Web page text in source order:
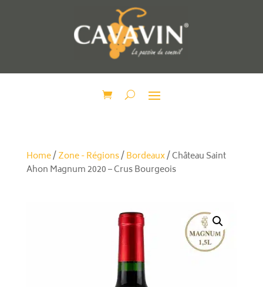
Home/Zone - Régions/Bordeaux/ Château Saint
Ahon Magnum 2020 – Crus Bourgeois